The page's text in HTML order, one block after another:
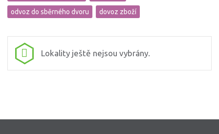
odvoz do sběrného dvoru dovoz zboží
Lokality ještě nejsou vybrány.